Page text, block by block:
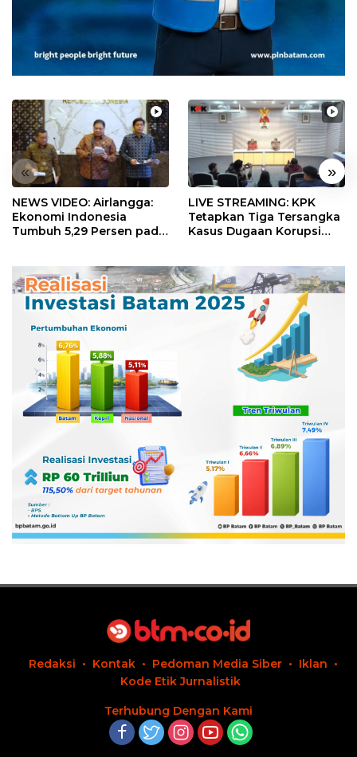
« »
NEWS VIDEO: Airlangga:
Ekonomi Indonesia
Tumbuh 5,29 Persen pada
LIVE STREAMING: KPK
Tetapkan Tiga Tersangka
Kasus Dugaan Korupsi
Redaksi Kontak Pedoman Media Siber
Iklan
Kode Etik Jurnalistik
Terhubung Dengan Kami